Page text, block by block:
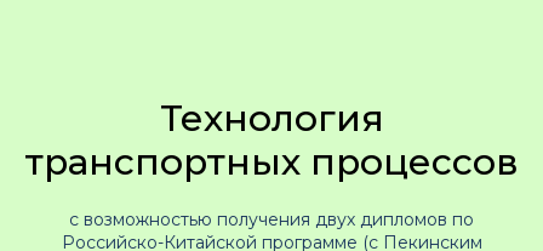
Технология
транспортных процессов
с возможностью получения двух дипломов по
Российско-Китайской программе (с Пекинским